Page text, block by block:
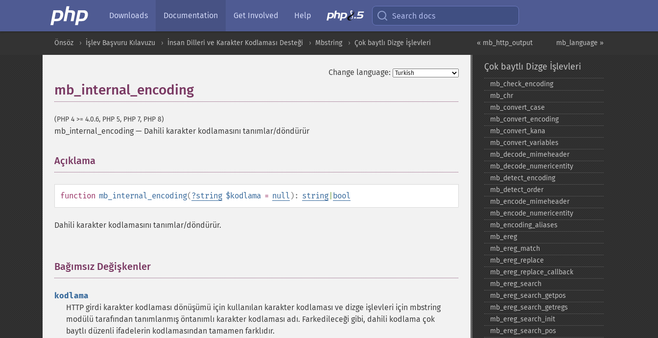
Downloads Documentation Get Involved Help Search docs
mb_language »
« mb_http_output
Önsöz İşlev Başvuru Kılavuzu İnsan Dilleri ve Karakter Kodlaması Desteği Mbstring Çok baytlı Dizge İşlevleri
Change language:
mb_internal_encoding
(PHP 4 >= 4.0.6, PHP 5, PHP 7, PHP 8)
mb_internal_encoding — Dahili karakter kodlamasını tanımlar/döndürür
Açıklama
function mb_internal_encoding(?string $kodlama = null ): string bool
Dahili karakter kodlamasını tanımlar/döndürür.
Bağımsız Değişkenler
kodlama
HTTP girdi karakter kodlaması dönüşümü için kullanılan karakter kodlaması ve dizge işlevleri için mbstring
modülü tarafından tanımlanmış öntanımlı karakter kodlaması adı. Farkedileceği gibi, dahili kodlama çok
baytlı düzenli ifadelerin kodlamasından tamamen farklıdır.
Çok baytlı Dizge İşlevleri
mb_​check_​encoding
mb_​chr
mb_​convert_​case
mb_​convert_​encoding
mb_​convert_​kana
mb_​convert_​variables
mb_​decode_​mimeheader
mb_​decode_​numericentity
mb_​detect_​encoding
mb_​detect_​order
mb_​encode_​mimeheader
mb_​encode_​numericentity
mb_​encoding_​aliases
mb_​ereg
mb_​ereg_​match
mb_​ereg_​replace
mb_​ereg_​replace_​callback
mb_​ereg_​search
mb_​ereg_​search_​getpos
mb_​ereg_​search_​getregs
mb_​ereg_​search_​init
mb_​ereg_​search_​pos